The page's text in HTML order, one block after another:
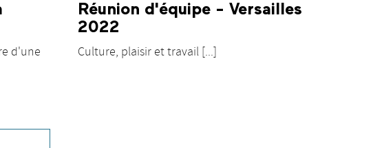
d'une
Réunion d'équipe - Versailles
2022
Culture, plaisir et travail [...]